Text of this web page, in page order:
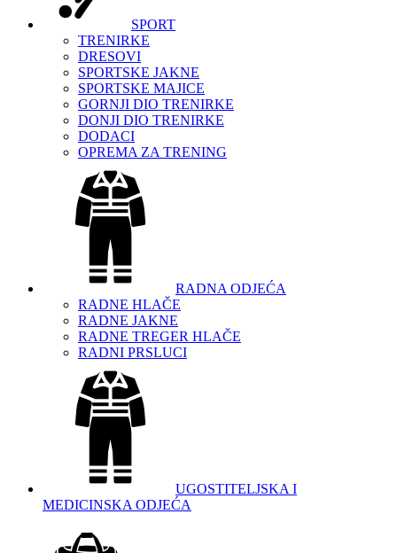
SPORT
TRENIRKE
DRESOVI
SPORTSKE JAKNE
SPORTSKE MAJICE
GORNJI DIO TRENIRKE
DONJI DIO TRENIRKE
DODACI
OPREMA ZA TRENING
RADNA ODJEĆA
RADNE HLAČE
RADNE JAKNE
RADNE TREGER HLAČE
RADNI PRSLUCI
UGOSTITELJSKA I
MEDICINSKA ODJEĆA